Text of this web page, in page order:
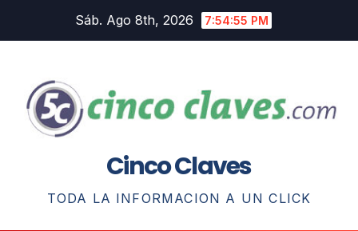
Sáb. Ago 8th, 2026 7:54:56 PM
Cinco Claves
TODA LA INFORMACION A UN CLICK